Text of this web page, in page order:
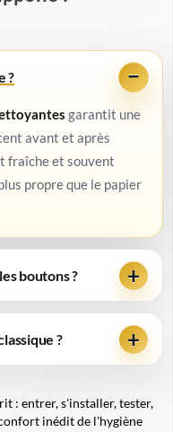
?
garantit une
avant et après
fraîche et souvent
propreque le papier
boutons ?
?
: entrer, s'installer, tester,
inédit de l'hygiène